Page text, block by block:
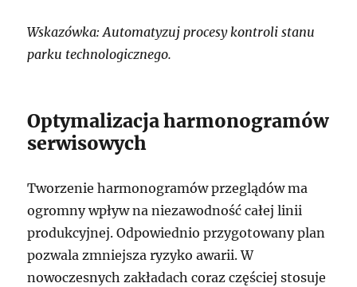
Wskazówka: Automatyzuj procesy kontroli stanu
parku technologicznego.
Optymalizacja harmonogramów
serwisowych
Tworzenie harmonogramów przeglądów ma
ogromny wpływ na niezawodność całej linii
produkcyjnej. Odpowiednio przygotowany plan
pozwala zmniejsza ryzyko awarii. W
nowoczesnych zakładach coraz częściej stosuje